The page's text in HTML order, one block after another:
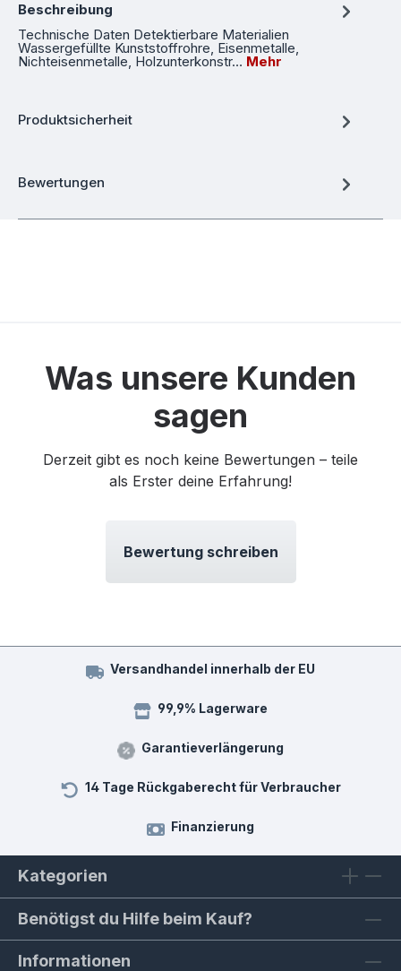
Beschreibung
Technische Daten Detektierbare Materialien
Wassergefüllte Kunststoffrohre, Eisenmetalle,
Nichteisenmetalle, Holzunterkonstr… Mehr
Produktsicherheit
Bewertungen
Was unsere Kunden
sagen
Derzeit gibt es noch keine Bewertungen – teile
als Erster deine Erfahrung!
Bewertung schreiben
Versandhandel innerhalb der EU
99,9% Lagerware
Garantieverlängerung
14 Tage Rückgaberecht für Verbraucher
Finanzierung
Kategorien
Benötigst du Hilfe beim Kauf?
Informationen